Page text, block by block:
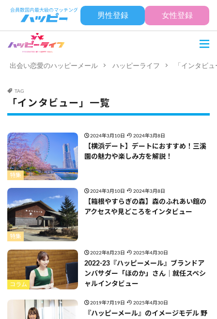
男性登録 女性登録
出会い恋愛のハッピーメール ハッピーライフ 「インタビ
TAG
「インタビュー」一覧
特集
2024年3月10日 2024年3月8日
【横浜デート】デートにおすすめ！三溪
園の魅力や楽しみ方を解説！
特集
2024年3月10日 2024年3月8日
【箱根やすらぎの森】森のふれあい館の
アクセスや見どころをインタビュー
コラム
2022年8月23日 2025年4月30日
2022-23『ハッピーメール』ブランドア
ンバサダー「ほのか」さん｜就任スペシ
ャルインタビュー
2019年7月19日 2025年4月30日
『ハッピーメール』のイメージモデル 野